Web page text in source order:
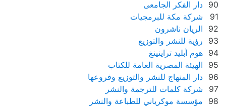
90 دار الفكر الجامعى
91
شركة مكة للبرمجيات
92
الريان ناشرون
93
رؤية للنشر والتوزيع
94 هوم أبليد تراينينغ
95
الهيئة المصرية العامة للكتاب
96 دار المنهاج للنشر والتوزيع وفروعها
97
شركة كلمات للترجمة والنشر
98
مؤسسة موكرياني للطباعة والنشر